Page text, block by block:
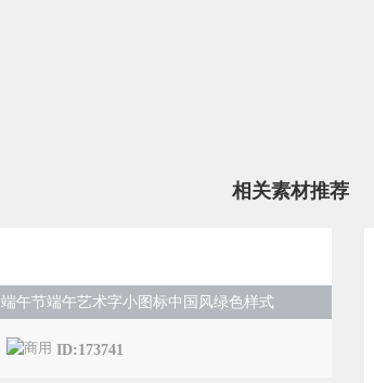
相关素材推荐
端午节端午艺术字小图标中国风绿色样式
ID:173741